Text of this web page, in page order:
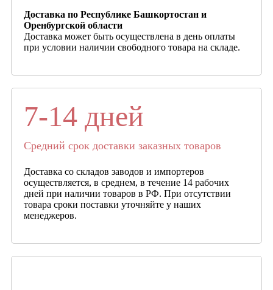
Доставка по Республике Башкортостан и
Оренбургской области
Доставка может быть осуществлена в день оплаты
при условии наличии свободного товара на складе.
7-14 дней
Средний срок доставки заказных товаров
Доставка со складов заводов и импортеров
осуществляется, в среднем, в течение 14 рабочих
дней при наличии товаров в РФ. При отсутствии
товара сроки поставки уточняйте у наших
менеджеров.